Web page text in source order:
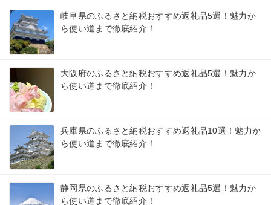
岐阜県のふるさと納税おすすめ返礼品5選！魅力か
ら使い道まで徹底紹介！
大阪府のふるさと納税おすすめ返礼品5選！魅力か
ら使い道まで徹底紹介！
兵庫県のふるさと納税おすすめ返礼品10選！魅力か
ら使い道まで徹底紹介！
静岡県のふるさと納税おすすめ返礼品5選！魅力か
ら使い道まで徹底紹介！